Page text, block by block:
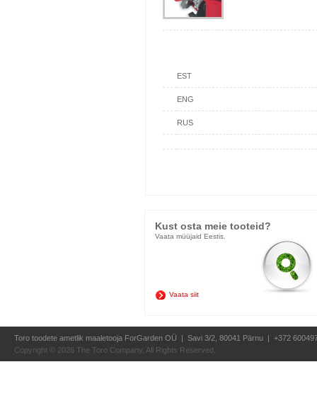
EST
ENG
RUS
Kust osta meie tooteid?
Vaata müüjaid Eestis.
Vaata siit
Toro toodete ametlik maaletooja ForGarden OÜ | Savi 3/2, 80041 Pärnu | +372
Copyright © 2026 The Toro Company. All Rights Reserved.